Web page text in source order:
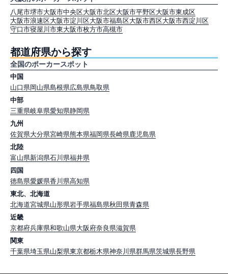
八尾市堺市大阪市中央区大阪市北区大阪市平野区大阪市東成区
大阪市浪速区大阪市淀川区大阪市福島区大阪市西区大阪市西淀川区
守口市寝屋川市東大阪市枚方市高槻市
都道府県から探す
全国のポーカースポット
中国
山口県岡山県島根県広島県鳥取県
中部
三重県岐阜県愛知県静岡県
九州
佐賀県大分県宮崎県熊本県福岡県長崎県鹿児島県
北陸
富山県新潟県石川県福井県
四国
徳島県愛媛県香川県高知県
東北、北海道
北海道宮城県山形県岩手県福島県秋田県青森県
近畿
京都府兵庫県和歌山県大阪府奈良県滋賀県
関東
千葉県埼玉県山梨県東京都栃木県神奈川県群馬県茨城県長野県